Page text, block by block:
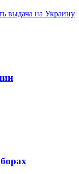
выдача на Украину